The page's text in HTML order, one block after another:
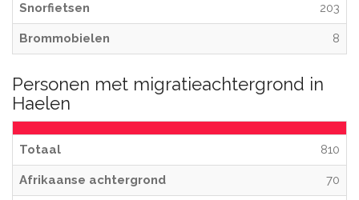
Snorfietsen 203
Brommobielen 8
Personen met migratieachtergrond in
Haelen
Totaal 810
Afrikaanse achtergrond 70